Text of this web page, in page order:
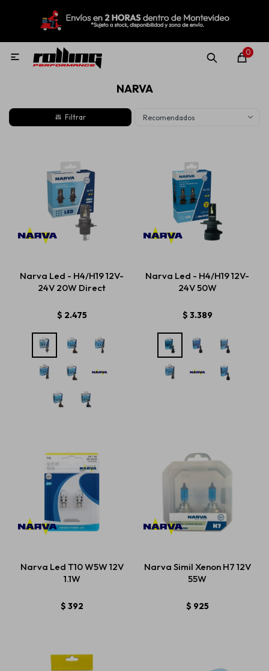
0

NARVA
Recomendados
Narva Led - H4/H19 12V-
24V 20W Direct
$ 2.475
Narva Led - H4/H19 12V-
24V 50W
$ 3.389
Narva Led T10 W5W 12V
1.1W
$ 392
Narva Simil Xenon H7 12V
55W
$ 925
MI CUENTA
Nuevo! Rolling Repuestos
Lubricantes
Aditivos
Estética automotriz
Accesorios
Baterías
Servicios